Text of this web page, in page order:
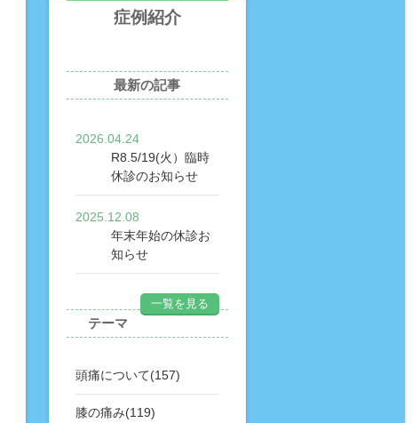
症例紹介
最新の記事
2026.04.24
R8.5/19(火）臨時
休診のお知らせ
2025.12.08
年末年始の休診お
知らせ
一覧を見る
テーマ
頭痛について(157)
膝の痛み(119)